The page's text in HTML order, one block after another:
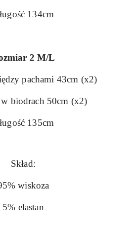
134cm
2 M/L
pachami 43cm (x2)
w biodrach 50cm (x2)
135cm
Skład:
wiskoza
5% elastan